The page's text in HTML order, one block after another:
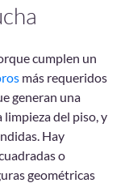
cumplen un
más requeridos
generan una
del piso, y
Hay
o
geométricas